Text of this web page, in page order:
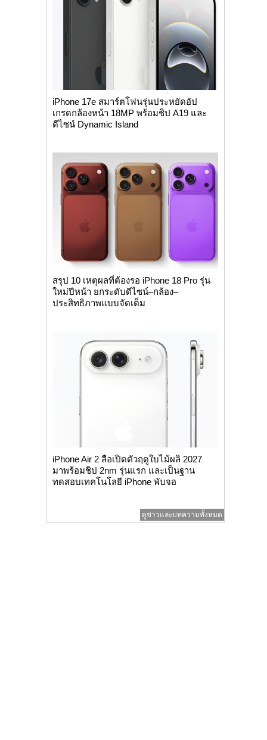
iPhone 17e สมาร์ตโฟนรุ่นประหยัดอัป
เกรดกล้องหน้า 18MP พร้อมชิป A19 และ
ดีไซน์ Dynamic Island
สรุป 10 เหตุผลที่ต้องรอ iPhone 18 Pro รุ่น
ใหม่ปีหน้า ยกระดับดีไซน์–กล้อง–
ประสิทธิภาพแบบจัดเต็ม
iPhone Air 2 ลือเปิดตัวฤดูใบไม้ผลิ 2027
มาพร้อมชิป 2nm รุ่นแรก และเป็นฐาน
ทดสอบเทคโนโลยี iPhone พับจอ
ดูข่าวและบทความทั้งหมด